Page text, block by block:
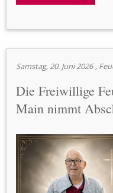
Samstag, 20. Juni 2026 ,
Die Freiwillige
Main nimmt